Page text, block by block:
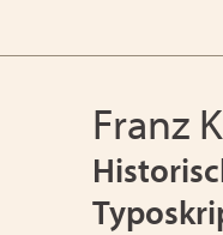
Franz